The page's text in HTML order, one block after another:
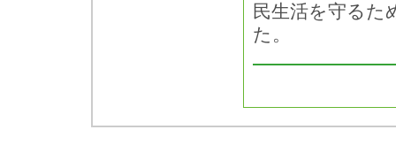
民生活を守るた
た。